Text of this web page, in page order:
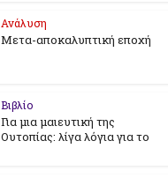
Ανάλυση
Μετα-αποκαλυπτική εποχή
Βιβλίο
Για μια μαιευτική της
Ουτοπίας: λίγα λόγια για το